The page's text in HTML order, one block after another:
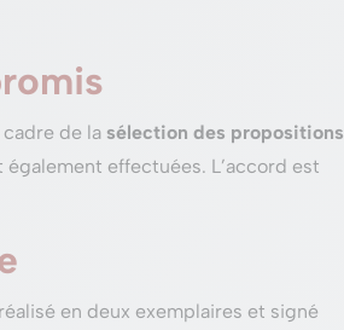
de la sélection des propositions
effectuées. L’accord est
en deux exemplaires et signé